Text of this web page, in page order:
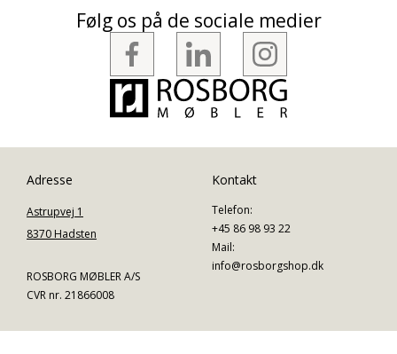
Følg os på de sociale medier
Adresse
Astrupvej 1
8370 Hadsten
ROSBORG MØBLER A/S
CVR nr. 21866008
Kontakt
Telefon:
+45 86 98 93 22
Mail:
info@rosborgshop.dk